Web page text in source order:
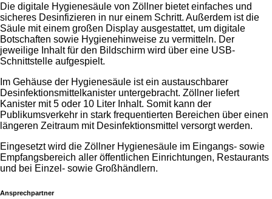
Die digitale Hygienesäule von Zöllner bietet einfaches und
sicheres Desinfizieren in nur einem Schritt. Außerdem ist die
Säule mit einem großen Display ausgestattet, um digitale
Botschaften sowie Hygienehinweise zu vermitteln. Der
jeweilige Inhalt für den Bildschirm wird über eine USB-
Schnittstelle aufgespielt.
Im Gehäuse der Hygienesäule ist ein austauschbarer
Desinfektionsmittelkanister untergebracht. Zöllner liefert
Kanister mit 5 oder 10 Liter Inhalt. Somit kann der
Publikumsverkehr in stark frequentierten Bereichen über einen
längeren Zeitraum mit Desinfektionsmittel versorgt werden.
Eingesetzt wird die Zöllner Hygienesäule im Eingangs- sowie
Empfangsbereich aller öffentlichen Einrichtungen, Restaurants
und bei Einzel- sowie Großhändlern.
Ansprechpartner